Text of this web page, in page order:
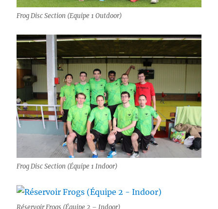
Frog Disc Section (Equipe 1 Outdoor)
Frog Disc Section (Équipe 1 Indoor)
Réservoir Frogs (Équipe 2 – Indoor)